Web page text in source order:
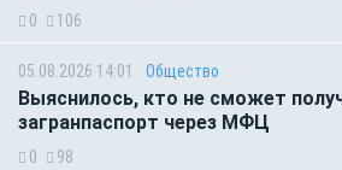
0 106
05.08.2026 14:01 Общество
Выяснилось, кто не сможет
загранпаспорт через МФЦ
0 98